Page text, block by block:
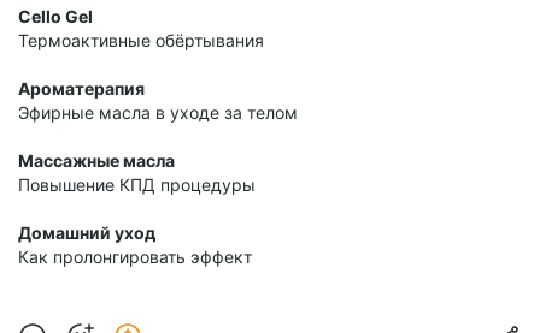
Cello Gel
Термоактивные обёртывания
Ароматерапия
Эфирные масла в уходе за телом
Массажные масла
Повышение КПД процедуры
Домашний уход
Как пролонгировать эффект